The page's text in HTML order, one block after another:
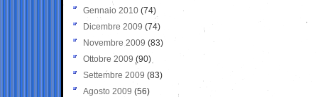
Gennaio 2010 (74)
Dicembre 2009 (74)
Novembre 2009 (83)
Ottobre 2009 (90)
Settembre 2009 (83)
Agosto 2009 (56)